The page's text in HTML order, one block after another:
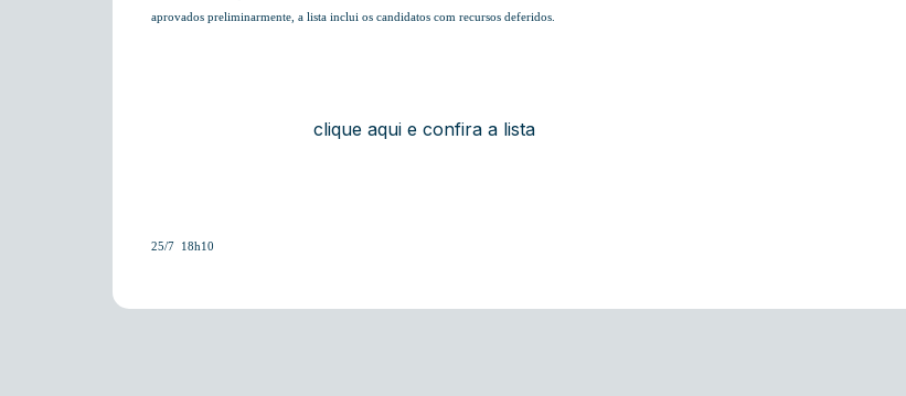
aprovados preliminarmente, a lista inclui os candidatos com recursos deferidos.
clique aqui e confira a lista
25/7  18h10